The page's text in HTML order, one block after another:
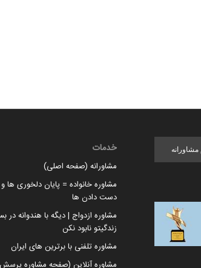
خدمات
مشاورانه (صفحه اصلی)
مشاوره خانواده = پایان دلخوری ها و
دست دادن ها
مشاوره ازدواج | دیگه با هندوانه در
زندگیتو نابود نکن
مشاوره تلفنی با برترین های ایران
مشاوره آنلاین (صفحه مشاوره